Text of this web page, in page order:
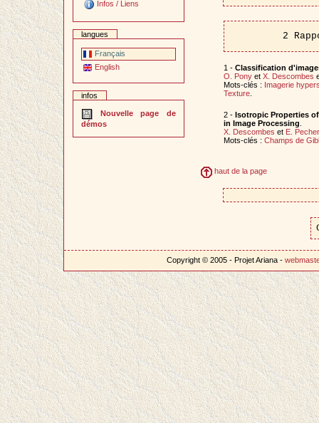
Infos / Liens
langues
Français
English
infos
Nouvelle page de
démos
2
1 - Classification
O. Ponyet X. Descombes
Mots-clés : Imagerie
Texture.
2 - Isotropic Properties
in Image Processing
X. Descombes et E.
Mots-clés : Champs de
haut de la page
Copyright © 2005 - Projet Ariana -